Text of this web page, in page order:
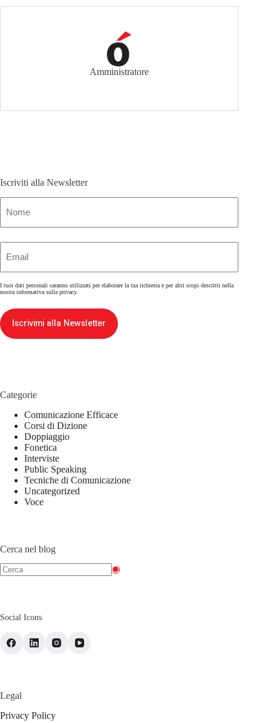
Amministratore
Iscriviti alla Newsletter
I tuoi dati personali saranno utilizzati per elaborare la tua richiesta e per altri scopi descritti nella
nostra informativa sulla privacy.
Iscrivimi alla Newsletter
Categorie
Comunicazione Efficace
Corsi di Dizione
Doppiaggio
Fonetica
Interviste
Public Speaking
Tecniche di Comunicazione
Uncategorized
Voce
Cerca nel blog
Social Icons
Legal
Privacy Policy